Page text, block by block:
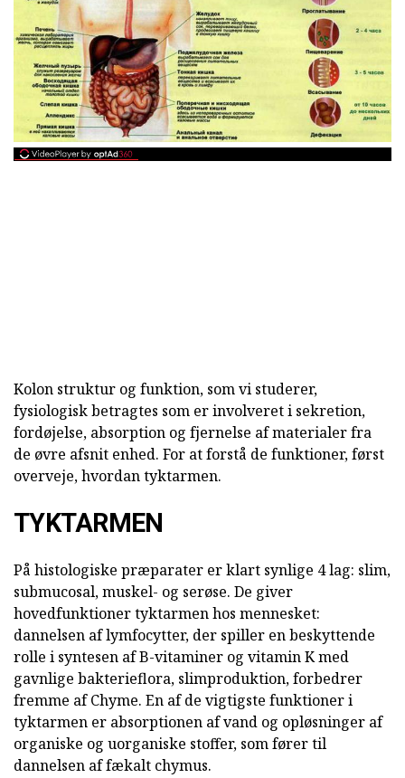
Kolon struktur og funktion, som vi studerer,
fysiologisk betragtes som er involveret i sekretion,
fordøjelse, absorption og fjernelse af materialer fra
de øvre afsnit enhed. For at forstå de funktioner, først
overveje, hvordan tyktarmen.
TYKTARMEN
På histologiske præparater er klart synlige 4 lag: slim,
submucosal, muskel- og serøse. De giver
hovedfunktioner tyktarmen hos mennesket:
dannelsen af lymfocytter, der spiller en beskyttende
rolle i syntesen af B-vitaminer og vitamin K med
gavnlige bakterieflora, slimproduktion, forbedrer
fremme af Chyme. En af de vigtigste funktioner i
tyktarmen er absorptionen af vand og opløsninger af
organiske og uorganiske stoffer, som fører til
dannelsen af fækalt chymus.